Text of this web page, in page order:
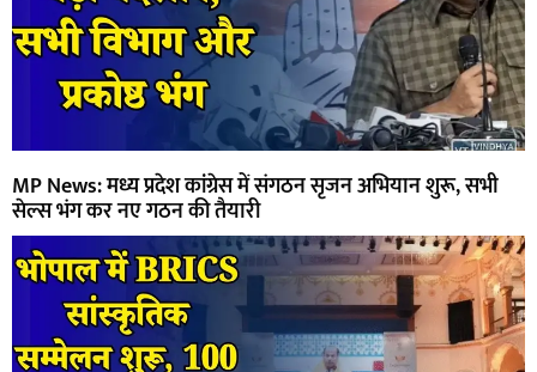
MP News: मध्य प्रदेश कांग्रेस में संगठन सृजन अभियान शुरू, सभी
सेल्स भंग कर नए गठन की तैयारी